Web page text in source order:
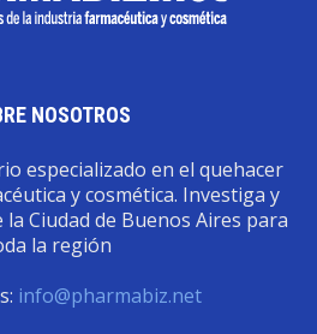
NOSOTROS
especializado en el quehacer
y cosmética. Investiga y
Ciudad de Buenos Aires para
la región
info@pharmabiz.net